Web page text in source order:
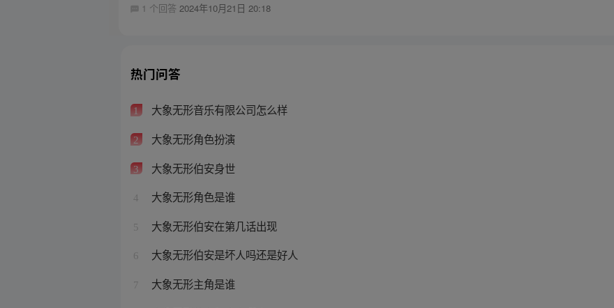
1 个回答2024年10月21日 20:18
热门问答
1 大象无形音乐有限公司怎么样
2 大象无形角色扮演
3 大象无形伯安身世
4 大象无形角色是谁
5 大象无形伯安在第几话出现
6 大象无形伯安是坏人吗还是好人
7 大象无形主角是谁